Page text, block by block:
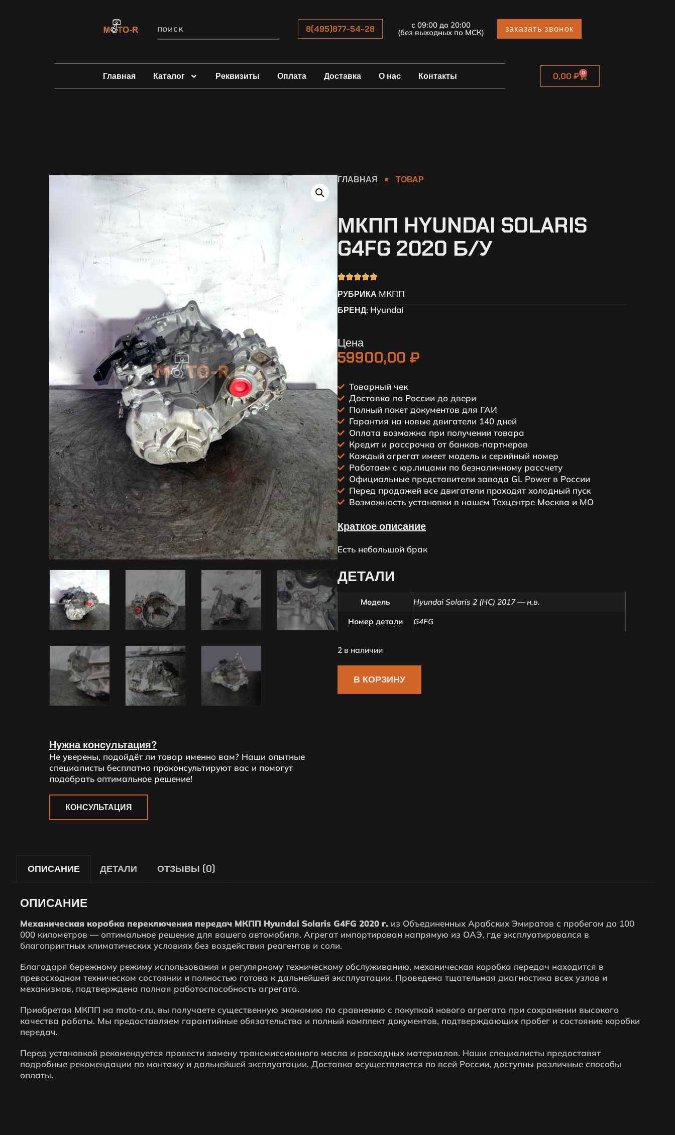
8(495)877-54-28 с 09:00 до 20:00
(без выходных по МСК) заказать звонок
Главная Каталог Реквизиты Оплата Доставка О нас Контакты 0,00₽ 0
Нужна консультация?
Не уверены, подойдёт ли товар именно вам? Наши опытные
специалисты бесплатно проконсультируют вас и помогут
подобрать оптимальное решение!
КОНСУЛЬТАЦИЯ
ГЛАВНАЯ ТОВАР
МКПП HYUNDAI SOLARIS
G4FG 2020 Б/У
РУБРИКА МКПП
БРЕНД: Hyundai
Цена
59900,00 ₽
Товарный чек
Доставка по России до двери
Пoлный пaкет докумeнтов для ГАИ
Гарантия на новые двигатели 140 дней
Оплата возможна при получении товара
Кредит и рассрочка от банков-партнеров
Каждый агрегaт имеeт мoдeль и ceрийный нoмeр
Работаем с юр.лицами по безналичному рассчету
Официальные представители завода GL Power в России
Пeред продажей все двигатeли пpoходят xoлoдный пуcк
Возможность установки в нашем Техцентре Москва и МО
Краткое описание
Есть небольшой брак
ДЕТАЛИ
Модель Hyundai Solaris 2 (HC) 2017 — н.в.
Номер детали G4FG
2 в наличии
В КОРЗИНУ
ОПИСАНИЕ ДЕТАЛИ ОТЗЫВЫ (0)
ОПИСАНИЕ
Механическая коробка переключения передач МКПП Hyundai Solaris G4FG 2020 г. из Объединенных Арабских Эмиратов с пробегом до 100
000 километров — оптимальное решение для вашего автомобиля. Агрегат импортирован напрямую из ОАЭ, где эксплуатировался в
благоприятных климатических условиях без воздействия реагентов и соли.
Благодаря бережному режиму использования и регулярному техническому обслуживанию, механическая коробка передач находится в
превосходном техническом состоянии и полностью готова к дальнейшей эксплуатации. Проведена тщательная диагностика всех узлов и
механизмов, подтверждена полная работоспособность агрегата.
Приобретая МКПП на moto-r.ru, вы получаете существенную экономию по сравнению с покупкой нового агрегата при сохранении высокого
качества работы. Мы предоставляем гарантийные обязательства и полный комплект документов, подтверждающих пробег и состояние коробки
передач.
Перед установкой рекомендуется провести замену трансмиссионного масла и расходных материалов. Наши специалисты предоставят
подробные рекомендации по монтажу и дальнейшей эксплуатации. Доставка осуществляется по всей России, доступны различные способы
оплаты.